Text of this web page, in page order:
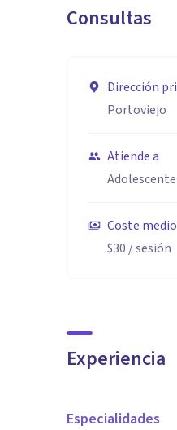
Consultas
Dirección
Portoviejo
Atiende a
Coste medio
$30 / sesión
Experiencia
Especialidades